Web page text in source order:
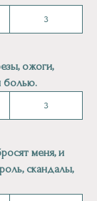
3
ожоги,
болью.
3
меня, и
скандалы,